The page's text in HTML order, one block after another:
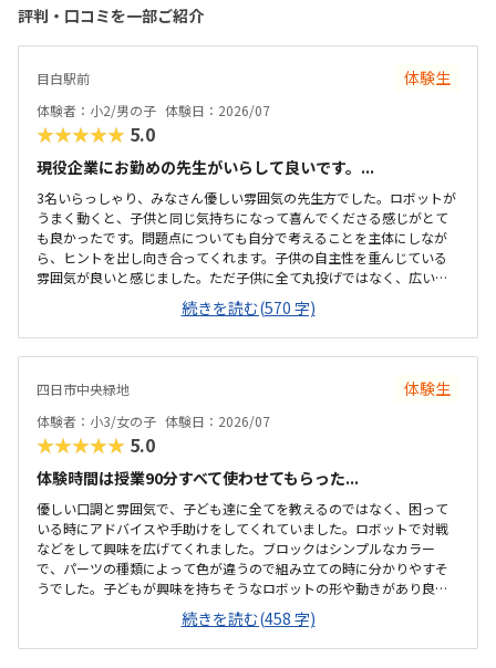
評判・口コミを一部ご紹介
目白駅前 体験生
体験者：小2/男の子 体験日：2026/07
★★★★★ 5.0
現役企業にお勤めの先生がいらして良いです。...
3名いらっしゃり、みなさん優しい雰囲気の先生方でした。ロボットが
うまく動くと、子供と同じ気持ちになって喜んでくださる感じがとて
も良かったです。問題点についても自分で考えることを主体にしなが
ら、ヒントを出し向き合ってくれます。子供の自主性を重んじている
雰囲気が良いと感じました。ただ子供に全て丸投げではなく、広い机
の上に「教科書とキットをどこに置いたらやりやすいかな？」と声を
かけてくださり、そこから自分で考えていました。ロボット作りもヒ
ントをいただきながら、自分で教科書を読んで作り上げていました。
駅近くですが、静かな環境です。急な坂道があるので、暑い夏など、重
できました。入室したら必ず手を洗うルールも良いです。教室にある
教科書などもきちんと整理整頓されています。キット代が兄弟割引で
半額になりました。入会金も無料に。欲を言えば、...
続きを読む(570 字)
四日市中央緑地 体験生
体験者：小3/女の子 体験日：2026/07
★★★★★ 5.0
体験時間は授業90分すべて使わせてもらった...
優しい口調と雰囲気で、子ども達に全てを教えるのではなく、困って
いる時にアドバイスや手助けをしてくれていました。ロボットで対戦
などをして興味を広げてくれました。ブロックはシンプルなカラー
で、パーツの種類によって色が違うので組み立ての時に分かりやすそ
うでした。子どもが興味を持ちそうなロボットの形や動きがあり良か
ったです。駐車場は停めやすく、分かりやすい場所にあるので助かり
ます。近くに別の施設もあるので、習ってない兄弟が過ごしやすいと
思いました。教室はシンプルで余計なものが置いてないので集中でき
続きを読む(458 字)